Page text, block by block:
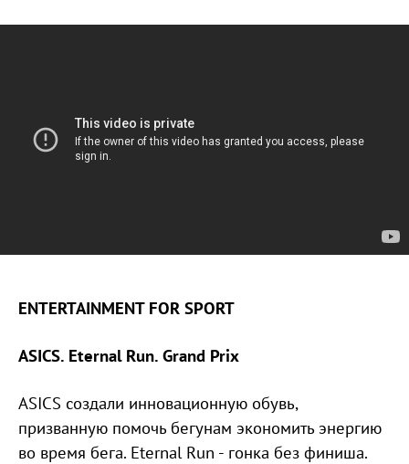
ENTERTAINMENT FOR SPORT
ASICS. Eternal Run. Grand Prix
ASICS создали инновационную обувь,
призванную помочь бегунам экономить энергию
во время бега. Eternal Run - гонка без финиша.